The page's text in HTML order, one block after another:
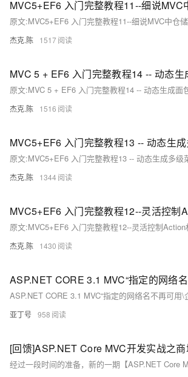
杰克.陈 1517
MVC 5 + EF6 入门完整教程14 -- 动态
杰克.陈 1516
MVC5+EF6 入门完整教程13 -- 动态生
杰克.陈 1344
MVC5+EF6 入门完整教程12--灵活控制
杰克.陈 1430
亚丁号 958
[回馈]ASP.NET Core MVC开发实战之